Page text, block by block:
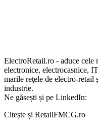
ElectroRetail.ro - aduce cele
electronice, electrocasnice,
marile reţele de electro-
industrie.
Ne găsești și pe LinkedIn:
Citește și RetailFMCG.ro